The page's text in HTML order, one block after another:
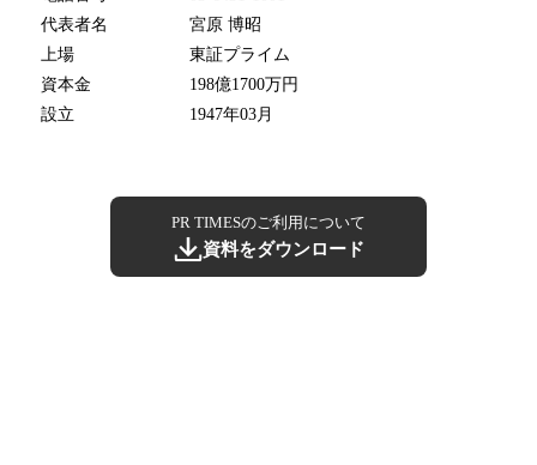
代表者名
宮原 博昭
上場
東証プライム
資本金
198億1700万円
設立
1947年03月
PR TIMESのご利用について
資料をダウンロード